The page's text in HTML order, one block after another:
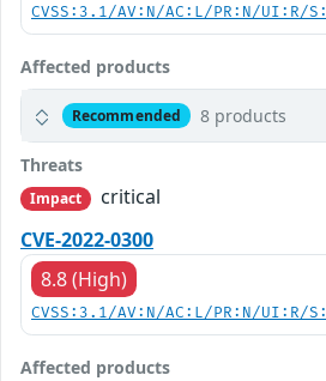
CVSS:3.1/AV:N/AC:L/PR:N/UI:R/
Affected products
Recommended 8 products
Threats
Impact
critical
CVE-2022-0300
8.8 (High)
CVSS:3.1/AV:N/AC:L/PR:N/UI:R/
Affected products